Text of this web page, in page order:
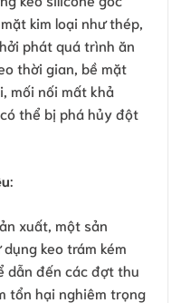
kim loại như thép,
phát quá trình ăn
thời gian, bề mặt
mối nối mất khả
thể bị phá hủy đột
:
xuất, một sản
keo trám kém
dẫn đến các đợt thu
tổn hại nghiêm trọng